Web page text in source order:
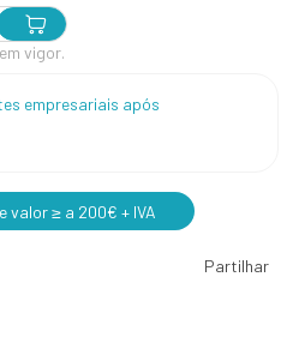
vigor.
empresariais após
valor ≥ a 200€ + IVA
Partilhar